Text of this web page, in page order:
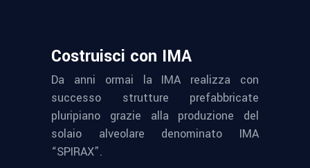
Costruisci con IMA
Da anni ormai la IMA realizza con
successo strutture prefabbricate
pluripiano grazie alla produzione del
solaio alveolare denominato IMA
“SPIRAX”.